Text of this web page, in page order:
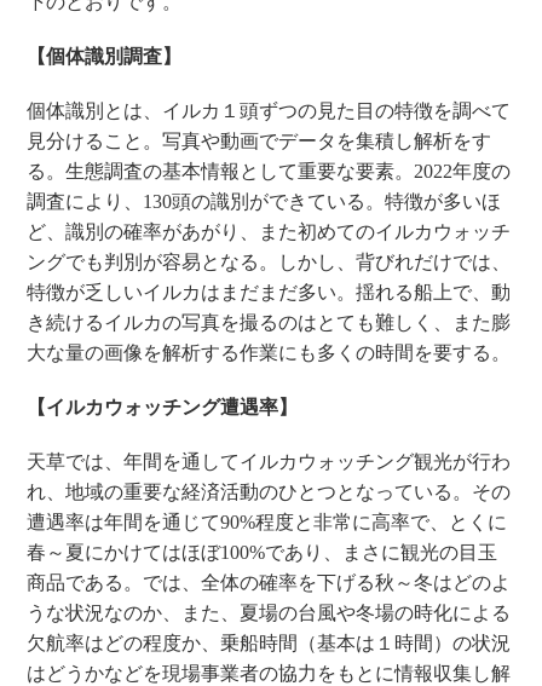
【個体識別調査】
個体識別とは、イルカ１頭ずつの見た目の特徴を調べて
見分けること。写真や動画でデータを集積し解析をす
る。生態調査の基本情報として重要な要素。2022年度の
調査により、130頭の識別ができている。特徴が多いほ
ど、識別の確率があがり、また初めてのイルカウォッチ
ングでも判別が容易となる。しかし、背びれだけでは、
特徴が乏しいイルカはまだまだ多い。揺れる船上で、動
き続けるイルカの写真を撮るのはとても難しく、また膨
大な量の画像を解析する作業にも多くの時間を要する。
【イルカウォッチング遭遇率】
天草では、年間を通してイルカウォッチング観光が行わ
れ、地域の重要な経済活動のひとつとなっている。その
遭遇率は年間を通じて90%程度と非常に高率で、とくに
春～夏にかけてはほぼ100%であり、まさに観光の目玉
商品である。では、全体の確率を下げる秋～冬はどのよ
うな状況なのか、また、夏場の台風や冬場の時化による
欠航率はどの程度か、乗船時間（基本は１時間）の状況
はどうかなどを現場事業者の協力をもとに情報収集し解